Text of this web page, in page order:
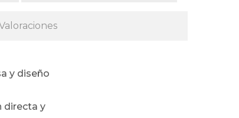
y diseño
directa y